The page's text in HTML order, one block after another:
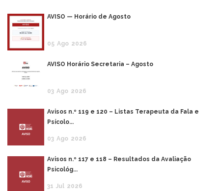
AVISO — Horário de Agosto
05 Ago 2026
AVISO Horário Secretaria – Agosto
03 Ago 2026
Avisos n.º 119 e 120 – Listas Terapeuta da Fala e
Psícolo...
03 Ago 2026
Avisos n.º 117 e 118 – Resultados da Avaliação
Psicológ...
31 Jul 2026